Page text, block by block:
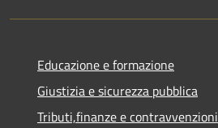
Educazione e formazione
Giustizia e sicurezza pubblica
Tributi,finanze e contravvenzioni